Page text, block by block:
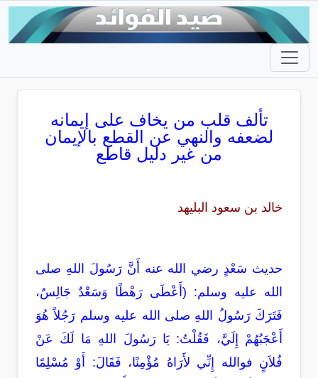
تألف قلب من يخاف على إيمانه
لضعفه والنهي عن القطع بالإيمان
من غير دليل قاطع
خالد بن سعود البليهد
حديث سَعْدٍ رضي الله عنه أَنَّ رَسُولَ اللهِ صلى
الله عليه وسلم: (أَعْطَى رَهْطًا وَسَعْدٌ جَالِسٌ،
فَتَرَكَ رَسُولُ اللهِ صلى الله عليه وسلم رَجُلاً هُوَ
أَعْجَبُهُمْ إِلَيَّ، فَقُلْتُ: يَا رَسُولَ اللهِ مَا لَكَ عَنْ
فُلاَنٍ فوالله إِنِّي لأَرَاهُ مُؤْمِنًا، فَقَالَ: أَوْ مُسْلِمًا